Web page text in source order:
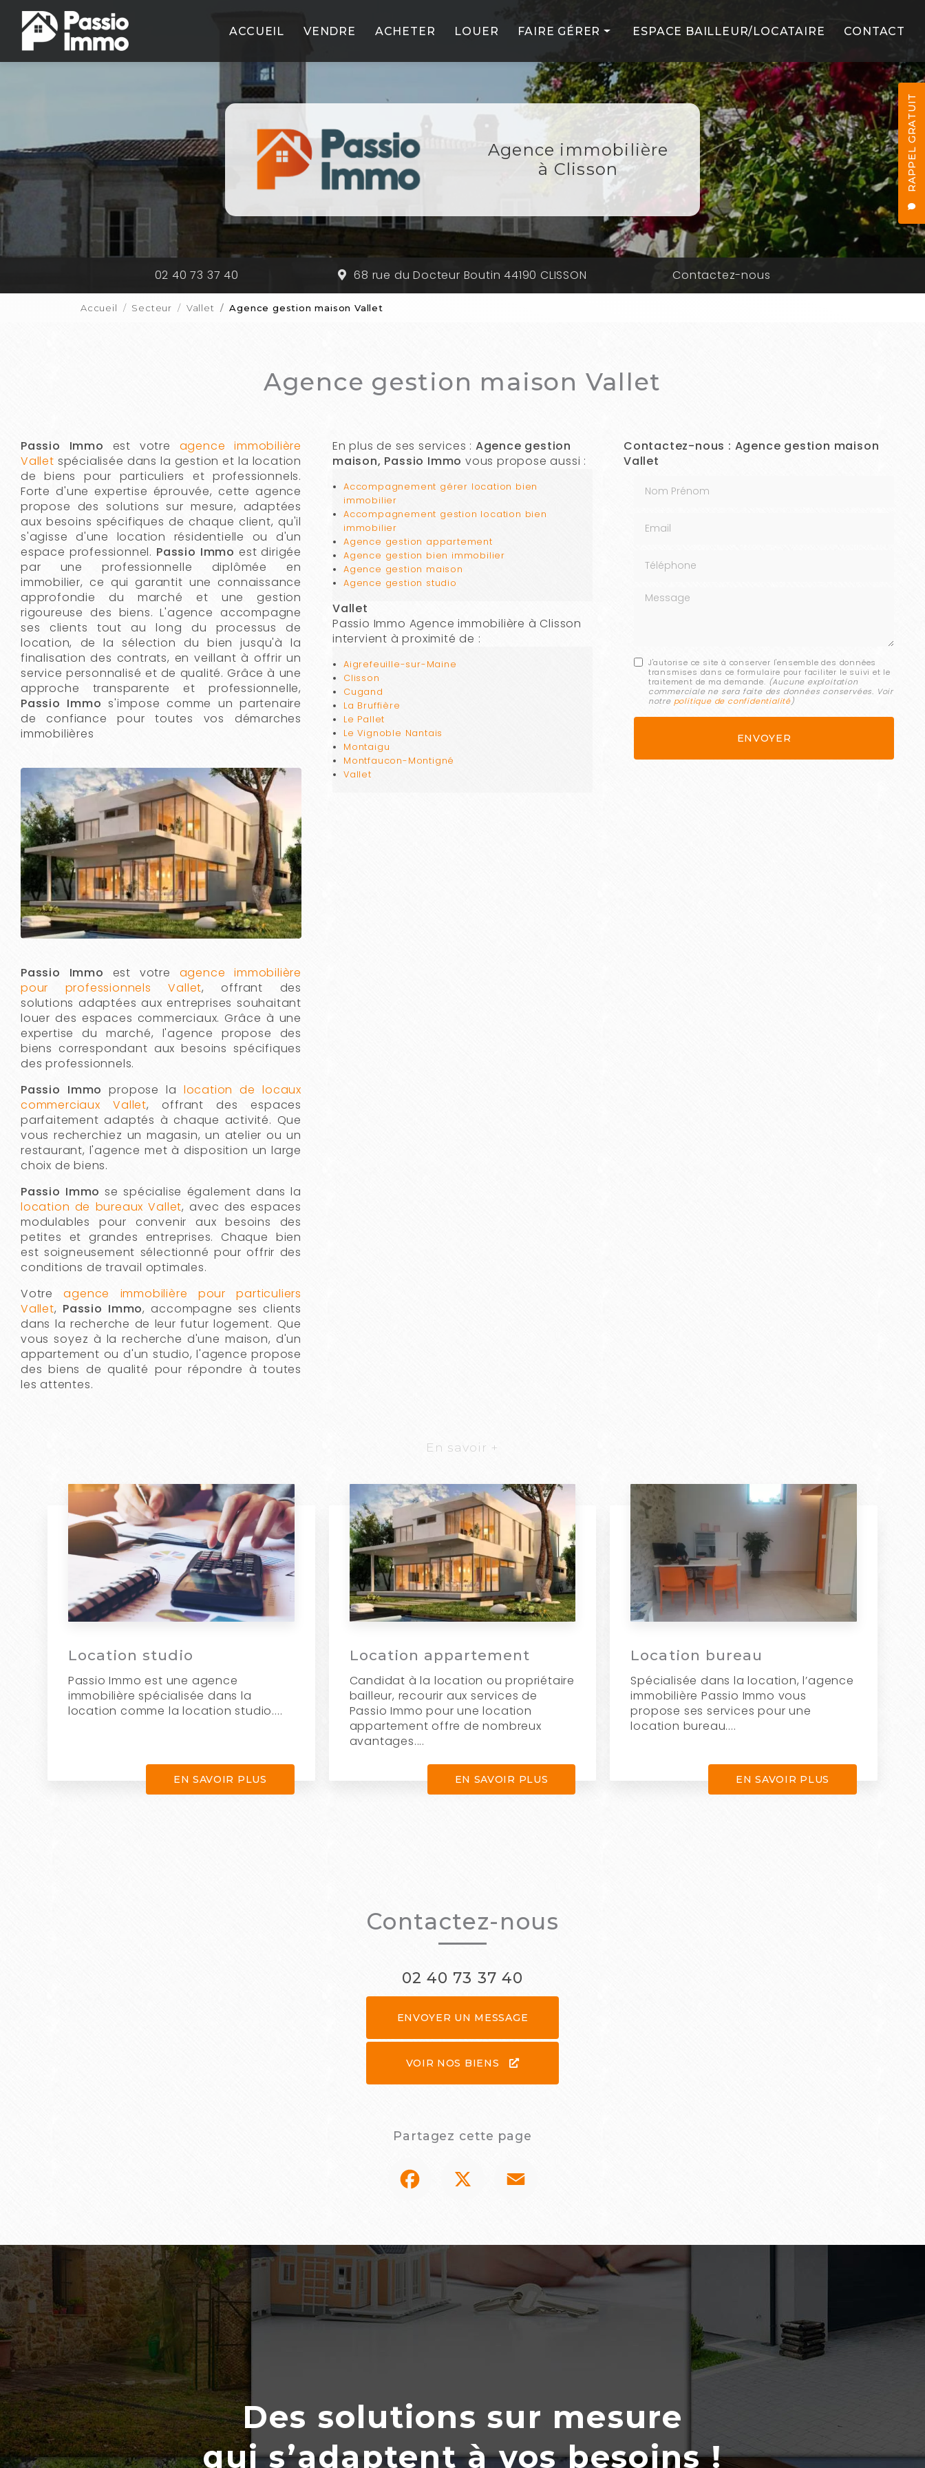
Aller
contenu
principal
RAPPEL GRATUIT
ACCUEIL
VENDRE ACHETER LOUER FAIRE GÉRER
PROFESSIONNELS
PARTICULIERS
NOS PARTENAIRES
ESPACE BAILLEUR/LOCATAIRE CONTACT
Agence immobilière
à Clisson
02 40 73 37 40 68 rue du Docteur Boutin 44190 CLISSON Contactez-nous
Accueil Secteur Vallet Agence gestion maison Vallet
Agence gestion maison Vallet
Passio Immo est votre agence immobilière
Vallet spécialisée dans la gestion et la location
de biens pour particuliers et professionnels.
Forte d'une expertise éprouvée, cette agence
propose des solutions sur mesure, adaptées
aux besoins spécifiques de chaque client, qu'il
s'agisse d'une location résidentielle ou d'un
espace professionnel. Passio Immo est dirigée
par une professionnelle diplômée en
immobilier, ce qui garantit une connaissance
approfondie du marché et une gestion
rigoureuse des biens. L'agence accompagne
ses clients tout au long du processus de
location, de la sélection du bien jusqu'à la
finalisation des contrats, en veillant à offrir un
service personnalisé et de qualité. Grâce à une
approche transparente et professionnelle,
Passio Immo s'impose comme un partenaire
de confiance pour toutes vos démarches
immobilières
Passio Immo est votre agence immobilière
pour professionnels Vallet, offrant des
solutions adaptées aux entreprises souhaitant
louer des espaces commerciaux. Grâce à une
expertise du marché, l'agence propose des
biens correspondant aux besoins spécifiques
des professionnels.
Passio Immo propose la location de locaux
commerciaux Vallet, offrant des espaces
parfaitement adaptés à chaque activité. Que
vous recherchiez un magasin, un atelier ou un
restaurant, l'agence met à disposition un large
choix de biens.
Passio Immo se spécialise également dans la
location de bureaux Vallet, avec des espaces
modulables pour convenir aux besoins des
petites et grandes entreprises. Chaque bien
est soigneusement sélectionné pour offrir des
conditions de travail optimales.
Votreagence immobilière pour particuliers
Vallet, Passio Immo, accompagne ses clients
dans la recherche de leur futur logement. Que
vous soyez à la recherche d'une maison, d'un
appartement ou d'un studio, l'agence propose
des biens de qualité pour répondre à toutes
les attentes.
En plus de ses services : Agence gestion
maison, Passio Immo vous propose aussi :
Accompagnement gérer location bien
immobilier
Accompagnement gestion location bien
immobilier
Agence gestion appartement
Agence gestion bien immobilier
Agence gestion maison
Agence gestion studio
Vallet
Passio Immo Agence immobilière à Clisson
intervient à proximité de :
Aigrefeuille-sur-Maine
Clisson
Cugand
La Bruffière
Le Pallet
Le Vignoble Nantais
Montaigu
Montfaucon-Montigné
Vallet
Contactez-nous : Agence gestion maison
Vallet
Message
J'autorise ce site à conserver l'ensemble des données
transmises dans ce formulaire pour faciliter le suivi et le
traitement de ma demande. (Aucune exploitation
commerciale ne sera faite des données conservées. Voir
notre politique de confidentialité)
En savoir +
Location studio
Passio Immo est une agence
immobilière spécialisée dans la
location comme la location studio....
EN SAVOIR PLUS
Location appartement
Candidat à la location ou propriétaire
bailleur, recourir aux services de
Passio Immo pour une location
appartement offre de nombreux
avantages....
EN SAVOIR PLUS
Location bureau
Spécialisée dans la location, l’agence
immobilière Passio Immo vous
propose ses services pour une
location bureau....
EN SAVOIR PLUS
Contactez-nous
02 40 73 37 40
ENVOYER UN MESSAGE
VOIR NOS BIENS
Partagez cette page
Des solutions sur mesure
qui s’adaptentàvos besoins !